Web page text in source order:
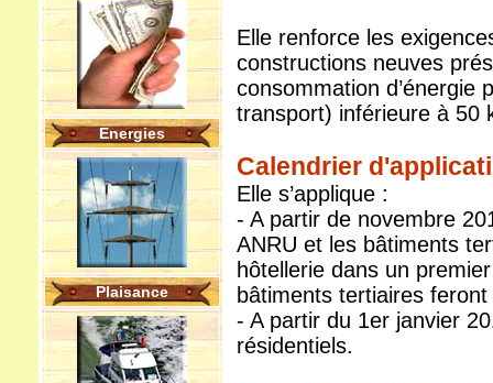
Energies
Plaisance
Elle renforce les
constructions neuves
consommation d’énergie
transport) inférieure à 50
Calendrier
Elle s’applique :
- A partir de novembre
ANRU et les bâtiments
hôtellerie dans un
bâtiments tertiaires
- A partir du 1er janvier
résidentiels.